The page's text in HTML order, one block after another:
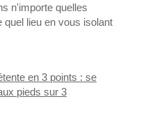
n'importe quelles
lieu en vous isolant
en 3 points : se
pieds sur 3